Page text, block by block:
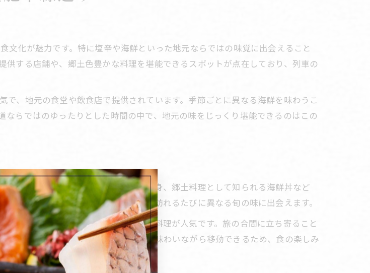
ける海鮮と塩辛の楽しみ方の工夫
な海鮮と塩辛の体験を沿線で
料理で楽しむ塩辛と海鮮の共演
道旅のひととき
会う絶品塩辛と海鮮の魅力
で心に残る沿線グルメ体験
楽しむ塩辛と海鮮の味わい
彩る沿線旅の特別な時間
文化が魅力です。特に塩辛や海鮮といった地元ならではの味覚に出会えること
する店舗や、郷土色豊かな料理を堪能できるスポットが点在しており、列車の
、地元の食堂や飲食店で提供されています。季節ごとに異なる海鮮を味わうこ
らではのゆったりとした時間の中で、地元の味をじっくり堪能できるのはこの
します。特にイカの塩辛や新鮮な刺身、郷土料理として知られる海鮮丼など
選ばれた魚介が丁寧に仕立てられ、訪れるたびに異なる旬の味に出会えます。
、大分エリアでは新鮮な魚を使った料理が人気です。旅の合間に立ち寄ること
旅なら、土地土地の名物を少しずつ味わいながら移動できるため、食の楽しみ